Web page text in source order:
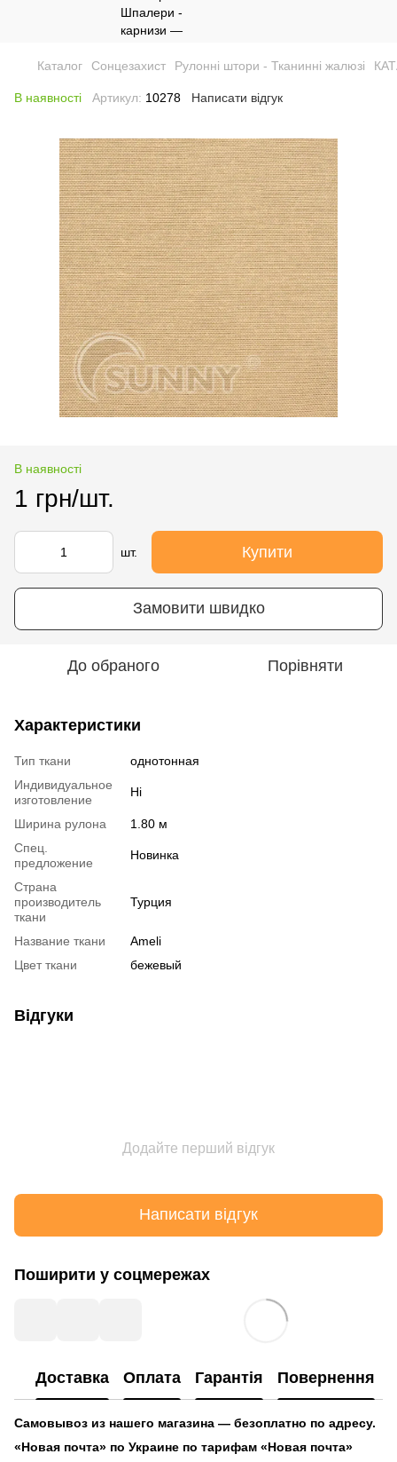
Каталог Сонцезахист Рулонні штори - Тканинні жалюзі
В наявності Артикул: 10278 Написати відгук
В наявності
1 грн/шт.
шт. Купити
Замовити швидко
До обраного Порівняти
Характеристики
Тип ткани
однотонная
Индивидуальное
изготовление
Ні
Ширина рулона
1.80 м
Спец.
предложение
Новинка
Страна
производитель
ткани
Турция
Название ткани
Ameli
Цвет ткани
бежевый
Відгуки
Додайте перший відгук
Написати відгук
Поширити у соцмережах
Доставка Оплата Гарантія Повернення
Самовывоз из нашего магазина — безоплатно по адресу.
«Новая почта» по Украине по тарифам «Новая почта»